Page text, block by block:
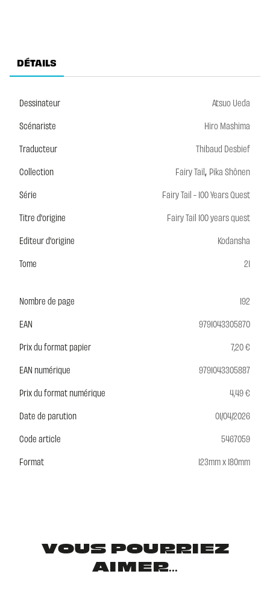
DÉTAILS
Dessinateur
Atsuo Ueda
Scénariste
Hiro Mashima
Traducteur
Thibaud Desbief
Collection
Fairy Tail, Pika Shônen
Série
Fairy Tail - 100 Years Quest
Titre d'origine
Fairy Tail 100 years quest
Editeur d'origine
Kodansha
Tome
21
Nombre de page
192
EAN
9791043305870
Prix du format papier
7,20 €
EAN numérique
9791043305887
Prix du format numérique
4,49 €
Date de parution
01/04/2026
Code article
5467059
Format
123mm x 180mm
VOUS POURRIEZ
AIMER...